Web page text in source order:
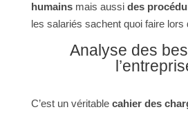
humainsmais aussi des
les salariés sachent quoi faire lors
Analyse des
C’est un véritablecahier des